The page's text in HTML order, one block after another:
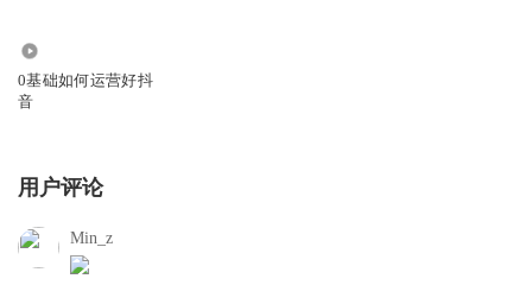
0基础如何运营好抖
音
用户评论
Min_z